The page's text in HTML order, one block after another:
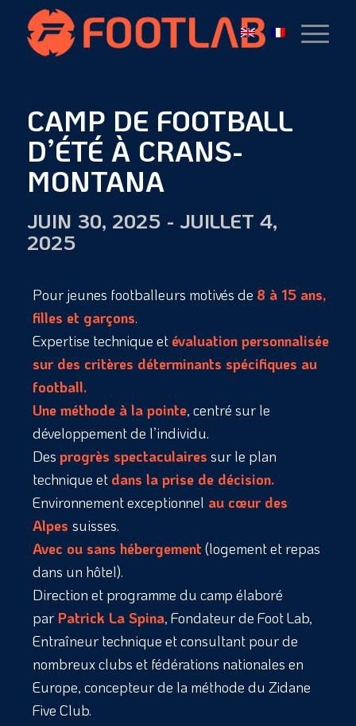
CAMP DE FOOTBALL
D’ÉTÉ À CRANS-
MONTANA
JUIN 30, 2025 - JUILLET 4,
2025
Pour jeunes footballeurs motivés de 8 à 15 ans,
filles et garçons.
Expertise technique et évaluation personnalisée
sur des critères déterminants spécifiques au
football.
Une méthode à la pointe, centré sur le
développement de l’individu.
Des progrès spectaculaires sur le plan
technique et dans la prise de décision.
Environnement exceptionnel au cœur des
Alpes suisses.
Avec ou sans hébergement (logement et repas
dans un hôtel).
Direction et programme du camp élaboré
par Patrick La Spina, Fondateur de Foot Lab,
Entraîneur technique et consultant pour de
nombreux clubs et fédérations nationales en
Europe, concepteur de la méthode du Zidane
Five Club.